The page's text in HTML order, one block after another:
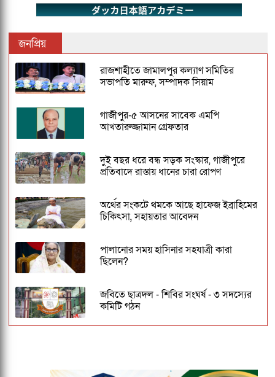
জনপ্রিয়
রাজশাহীতে জামালপুর কল্যাণ সমিতির
সভাপতি মারুফ, সম্পাদক সিয়াম
গাজীপুর-৫ আসনের সাবেক এমপি
আখতারুজ্জামান গ্রেফতার
দুই বছর ধরে বন্ধ সড়ক সংস্কার, গাজীপুরে
প্রতিবাদে রাস্তায় ধানের চারা রোপণ
অর্থের সংকটে থমকে আছে হাফেজ ইব্রাহিমের
চিকিৎসা, সহায়তার আবেদন
পালানোর সময় হাসিনার সহযাত্রী কারা
ছিলেন?
জবিতে ছাত্রদল - শিবির সংঘর্ষ - ৩ সদস্যের
কমিটি গঠন